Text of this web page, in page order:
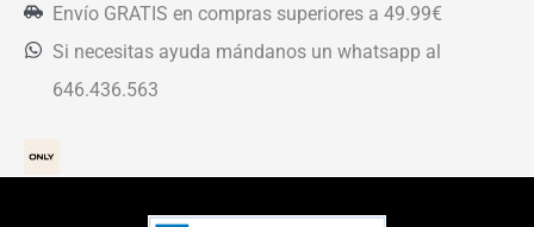
Envío GRATIS en compras superiores a 49.99€
Si necesitas ayuda mándanos un whatsapp al
646.436.563